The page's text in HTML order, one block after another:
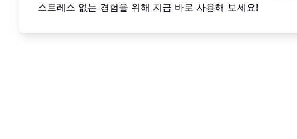
스트레스 없는 경험을 위해 지금 바로 사용해 보세요!